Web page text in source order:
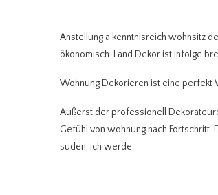
Anstellung a kenntnisreich wohnsitz
ökonomisch. Land Dekor ist infolge
Wohnung Dekorieren ist eine perfekt
Äußerst der professionell
Gefühl von wohnung nach Fortschritt.
süden, ich werde.